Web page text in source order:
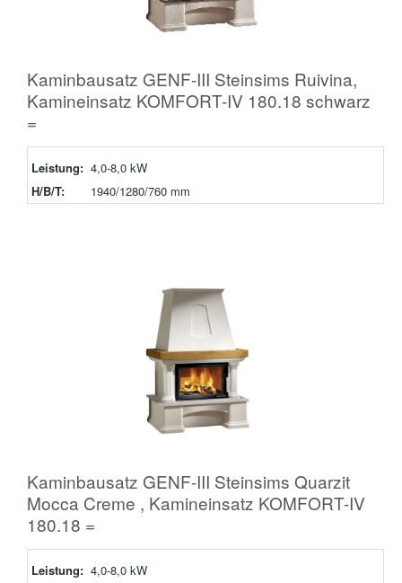
Kaminbausatz GENF-III Steinsims Ruivina,
Kamineinsatz KOMFORT-IV 180.18 schwarz
=
Leistung: 4,0-8,0 kW
H/B/T:
1940/1280/760 mm
Kaminbausatz GENF-III Steinsims Quarzit
Mocca Creme , Kamineinsatz KOMFORT-IV
180.18 =
Leistung: 4,0-8,0 kW